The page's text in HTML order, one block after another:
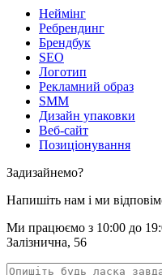
Неймінг
Ребрендинг
Брендбук
SEO
Логотип
Рекламний образ
SMM
Дизайн упаковки
Веб-сайт
Позиціонування
Задизайнемо?
Напишіть нам і ми
Ми працюємо з 10:00 до
Залізнична, 56